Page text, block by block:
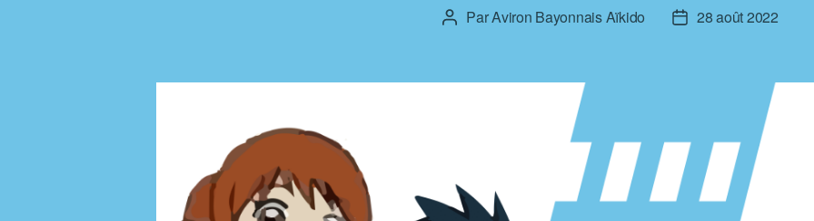
Auteur
ParAviron Bayonnais Aïkido
Date28 août 2022